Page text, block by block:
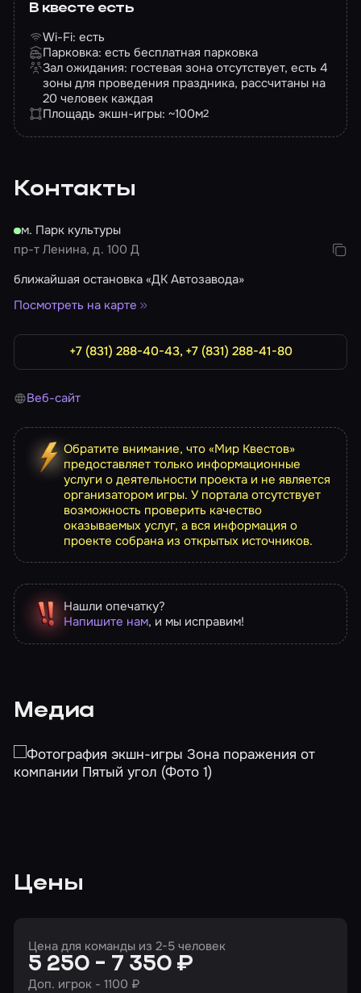
В квесте есть
Wi-Fi: есть
Парковка: есть бесплатная парковка
Зал ожидания: гостевая зона отсутствует, есть 4
зоны для проведения праздника, рассчитаны на
20 человек каждая
Площадь экшн-игры: ~100м2
Контакты
м. Парк культуры
пр-т Ленина, д. 100 Д
ближайшая остановка «ДК Автозавода»
Посмотреть на карте
+7 (831) 288-40-43, +7 (831) 288-41-80
Веб-сайт
Обратите внимание, что «Мир Квестов»
предоставляет только информационные
услуги о деятельности проекта и не является
организатором игры. У портала отсутствует
возможность проверить качество
оказываемых услуг, а вся информация о
проекте собрана из открытых источников.
Нашли опечатку?
Напишите нам, и мы исправим!
Медиа
Цены
Цена для команды из 2-5 человек
5 250 - 7 350 ₽
Доп. игрок - 1100 ₽